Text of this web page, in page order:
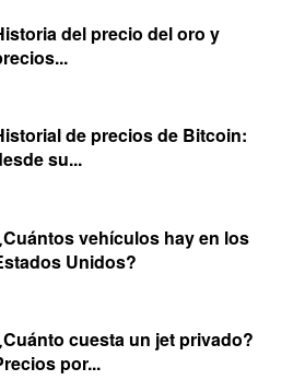
del precio del oro y
de precios de Bitcoin:
su...
vehículos hay en los
Unidos?
cuesta un jet privado?
por...